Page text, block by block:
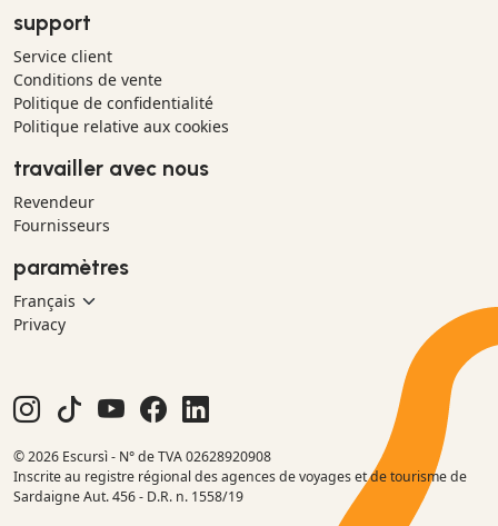
support
Service client
Conditions de vente
Politique de confidentialité
Politique relative aux cookies
travailler avec nous
Revendeur
Fournisseurs
paramètres
Privacy
© 2026 Escursì - N° de TVA 02628920908
Inscrite au registre régional des agences de voyages et de tourisme de
Sardaigne Aut. 456 - D.R. n. 1558/19